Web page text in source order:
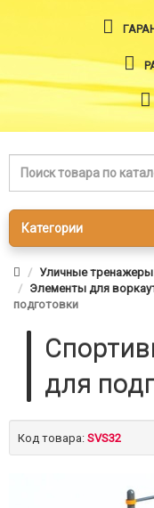
Категории
Уличные
Элементы для
подготовки
для
Код товара: SVS32